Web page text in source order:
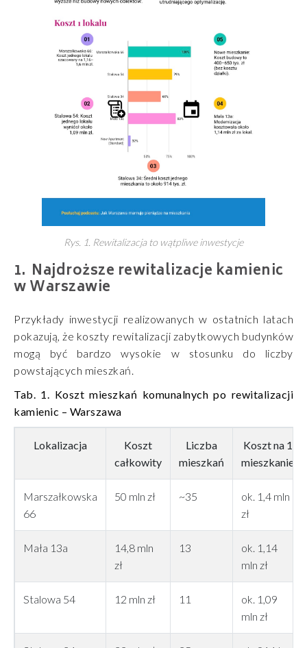
Rys. 1. Rewitalizacja to wątpliwe inwestycje
Najdroższe rewitalizacje kamienic
w Warszawie
Przykłady inwestycji realizowanych w ostatnich latach
pokazują, że koszty rewitalizacji zabytkowych budynków
mogą być bardzo wysokie w stosunku do liczby
powstających mieszkań.
Tab. 1. Koszt mieszkań komunalnych po rewitalizacji
kamienic – Warszawa
Lokalizacja
Koszt
całkowity
Liczba
mieszkań
Koszt na 1
mieszkanie
Marszałkowska
66
50 mln zł ~35
ok. 1,4 mln
zł
Mała 13a
14,8 mln
zł
13
ok. 1,14
mln zł
Stalowa 54 12 mln zł 11
ok. 1,09
mln zł